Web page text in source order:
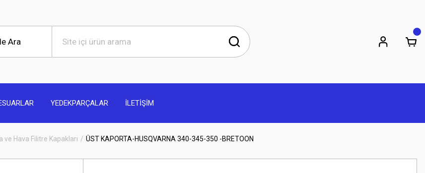
YEDEKPARÇALAR İLETİŞİM
ve Hava Filitre Kapakları ÜST KAPORTA-HUSQVARNA 340-345-350 -BRETOON